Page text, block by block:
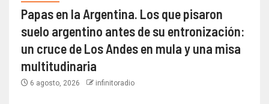
Papas en la Argentina. Los que pisaron
suelo argentino antes de su entronización:
un cruce de Los Andes en mula y una misa
multitudinaria
6 agosto, 2026 infinitoradio